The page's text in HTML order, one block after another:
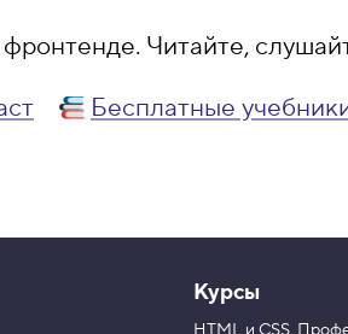
Читайте,
Бесплатные
Курсы